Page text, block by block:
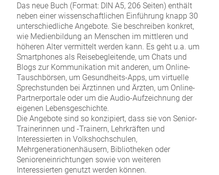
Das neue Buch (Format: DIN A5, 206 Seiten) enthält
neben einer wissenschaftlichen Einführung knapp 30
unterschiedliche Angebote. Sie beschreiben konkret,
wie Medienbildung an Menschen im mittleren und
höheren Alter vermittelt werden kann. Es geht u.a. um
Smartphones als Reisebegleitende, um Chats und
Blogs zur Kommunikation mit anderen, um Online-
Tauschbörsen, um Gesundheits-Apps, um virtuelle
Sprechstunden bei Ärztinnen und Ärzten, um Online-
Partnerportale oder um die Audio-Aufzeichnung der
eigenen Lebensgeschichte.
Die Angebote sind so konzipiert, dass sie von Senior-
Trainerinnen und -Trainern, Lehrkräften und
Interessierten in Volkshochschulen,
Mehrgenerationenhäusern, Bibliotheken oder
Senioreneinrichtungen sowie von weiteren
Interessierten genutzt werden können.